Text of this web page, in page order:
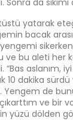
Sonra da
yatarak
bacak
bu aleti her
aslanım,
10 dakika
de
ve bir
yüzü dölden